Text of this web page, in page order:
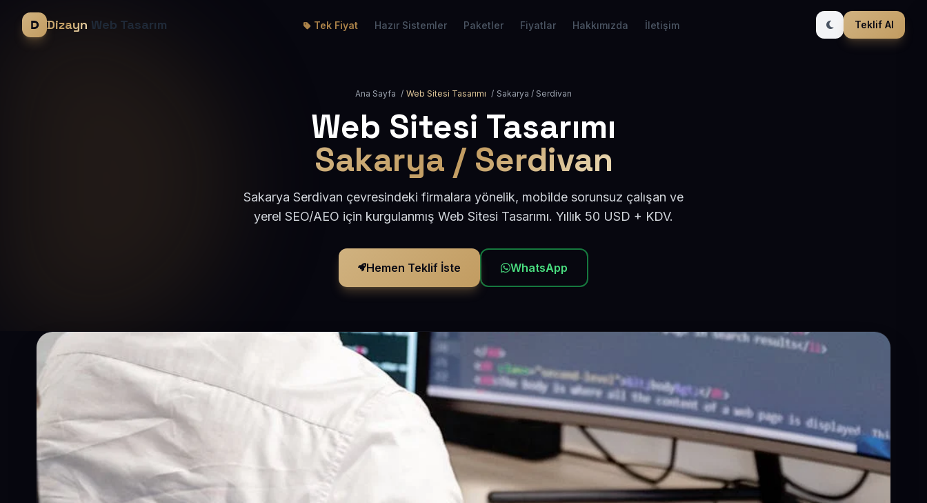
Dizayn Web Tasarım Tek Fiyat Hazır Sistemler Paketler Fiyatlar Hakkımızda İletişim Teklif Al
Ana Sayfa / Web Sitesi Tasarımı / Sakarya / Serdivan
Web Sitesi Tasarımı
Sakarya / Serdivan
Sakarya Serdivan çevresindeki firmalara yönelik, mobilde sorunsuz çalışan ve
yerel SEO/AEO için kurgulanmış Web Sitesi Tasarımı. Yıllık 50 USD + KDV.
Hemen Teklif İste WhatsApp